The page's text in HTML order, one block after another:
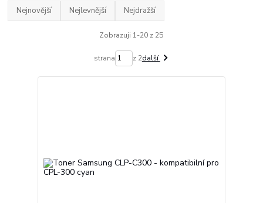
Nejnovější Nejlevnější Nejdražší
Zobrazuji 1-20 z 25
strana z 2další